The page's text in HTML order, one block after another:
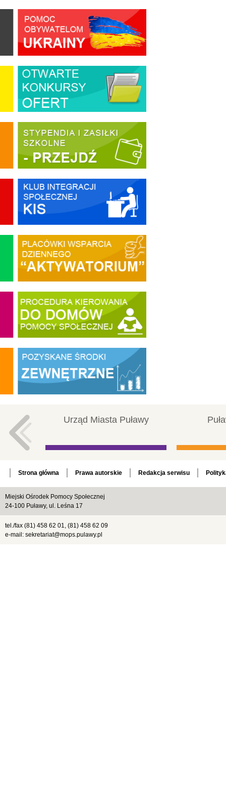
Urząd Miasta Puławy
Strona główna Prawa autorskie Redakcja serwisu
Miejski Ośrodek Pomocy Społecznej
24-100 Puławy, ul. Leśna 17
tel./fax (81) 458 62 01, (81) 458 62 09
e-mail: sekretariat@mops.pulawy.pl